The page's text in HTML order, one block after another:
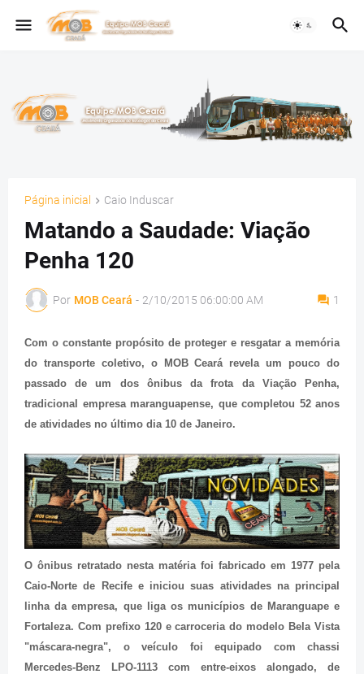
Página inicial Caio Induscar
Matando a Saudade: Viação
Penha 120
Por MOB Ceará - 2/10/2015 06:00:00 AM 1
Com o constante propósito de proteger e resgatar a memória
do transporte coletivo, o MOB Ceará revela um pouco do
passado de um dos ônibus da frota da Viação Penha,
tradicional empresa maranguapense, que completou 52 anos
de atividades no último dia 10 de Janeiro.
O ônibus retratado nesta matéria foi fabricado em 1977 pela
Caio-Norte de Recife e iniciou suas atividades na principal
linha da empresa, que liga os municípios de Maranguape e
Fortaleza. Com prefixo 120 e carroceria do modelo Bela Vista
"máscara-negra", o veículo foi equipado com chassi
Mercedes-Benz LPO-1113 com entre-eixos alongado, de